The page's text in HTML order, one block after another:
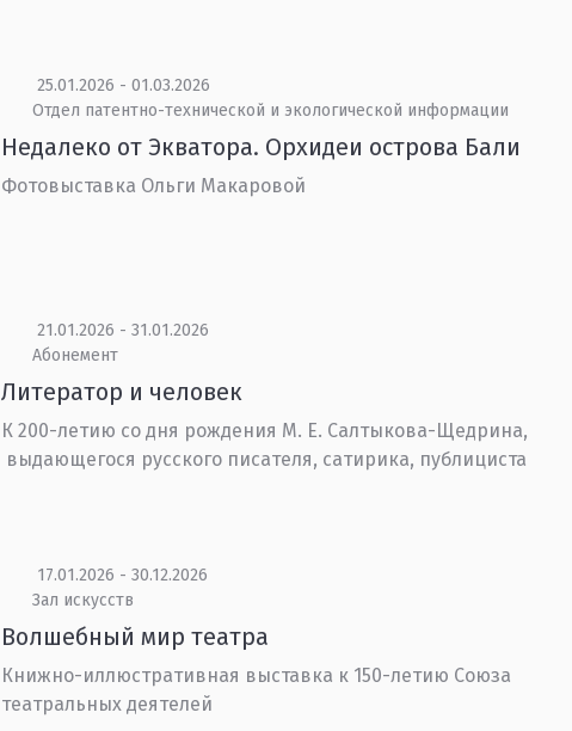
25.01.2026 - 01.03.2026
Отдел патентно-технической и экологической информации
Недалеко от Экватора. Орхидеи острова Бали
Фотовыставка Ольги Макаровой
21.01.2026 - 31.01.2026
Абонемент
Литератор и человек
К 200-летию со дня рождения М. Е. Салтыкова-Щедрина,
выдающегося русского писателя, сатирика, публициста
17.01.2026 - 30.12.2026
Зал искусств
Волшебный мир театра
Книжно-иллюстративная выставка к 150-летию Союза
театральных деятелей